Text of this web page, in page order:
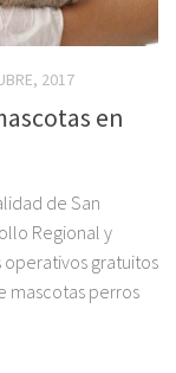
2017
en
de San
Regional y
operativos gratuitos
mascotas perros